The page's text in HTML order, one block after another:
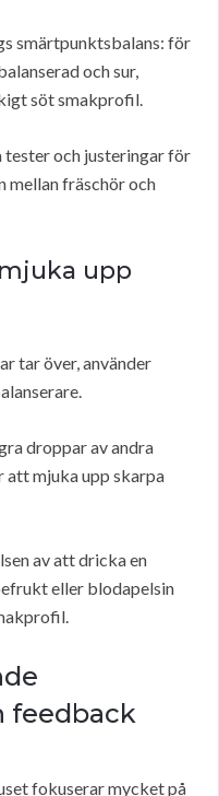
smärtpunktsbalans: för
och sur,
söt smakprofil.
tester och justeringar för
mellan fräschör och
upp
tar över, använder
droppar av andra
mjuka upp skarpa
av att dricka en
eller blodapelsin
feedback
fokuserar mycket på